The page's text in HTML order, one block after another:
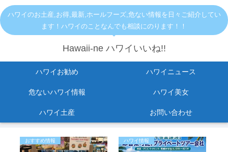
ハワイのお土産,お得,最新,ホールフーズ,危ない情報を日々ご紹介してい
ます！ハワイのことなんでも相談にのります！！
Hawaii-ne ハワイいいね!!
ハワイお勧め ハワイニュース
危ないハワイ情報 ハワイ美女
ハワイ土産 お問い合わせ
おすすめ情報 ハワイ情報